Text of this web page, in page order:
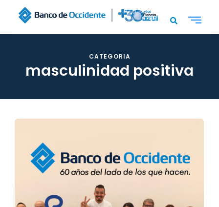
CATEGORIA
masculinidad positiva